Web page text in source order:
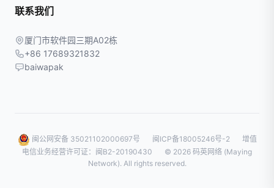
联系我们
厦门市软件园三期A02栋
+86 17689321832
baiwapak
闽公网安备 35021102000697号 闽ICP备18005246号-2
增值
电信业务经营许可证：闽B2-20190430
© 2026 码英网络 (Maying
Network). All rights reserved.